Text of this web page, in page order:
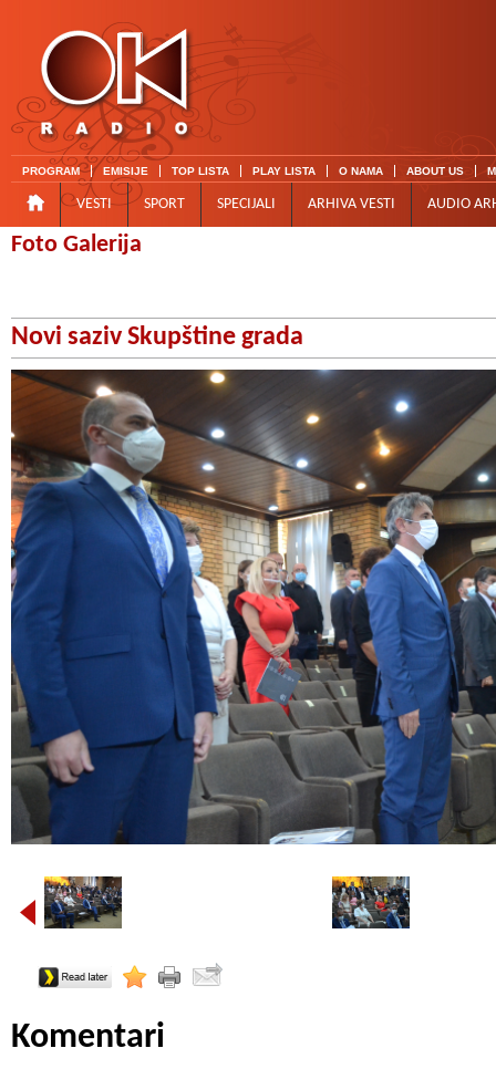
PROGRAM EMISIJE TOP LISTA PLAY LISTA O NAMA ABOUT US
VESTI SPORT SPECIJALI ARHIVA VESTI AUDIO
Foto Galerija
Novi saziv Skupštine grada
Komentari